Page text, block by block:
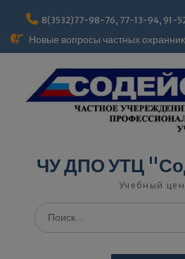
8(3532)77-98-76, 77-13-94, 91-
Новые вопросы частных
ЧУ ДПО УТЦ
Учебный